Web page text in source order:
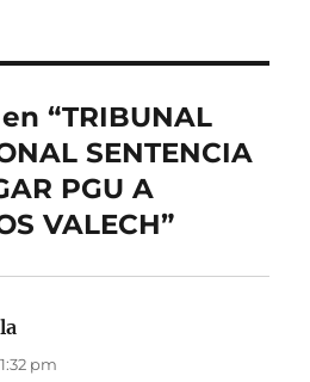
“TRIBUNAL
SENTENCIA
PGU A
VALECH”
pm